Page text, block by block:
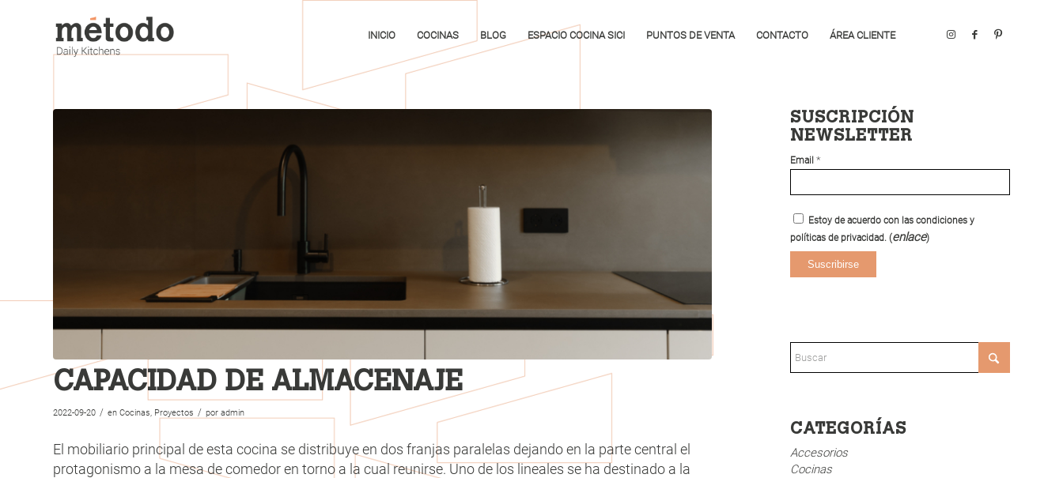
INICIO COCINAS BLOG ESPACIO COCINA SICI PUNTOS DE VENTA CONTACTO ÁREA CLIENTE
CAPACIDAD DE ALMACENAJE
2022-09-20 / en Cocinas Proyectos / por admin
El mobiliario principal de esta cocina se distribuye en dos franjas paralelas dejando en la parte central el
protagonismo a la mesa de comedor en torno a la cual reunirse. Uno de los lineales se ha destinado a la
SUSCRIPCIÓN
NEWSLETTER
Email*
Estoy de acuerdo con las condiciones y
políticas de privacidad. (enlace)
CATEGORÍAS
Accesorios
Cocinas